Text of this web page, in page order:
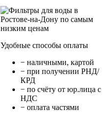
Удобные способы оплаты
− наличными, картой
− при получении РНД/
КРД
− по счёту от юр.лица с
НДС
− оплата частями